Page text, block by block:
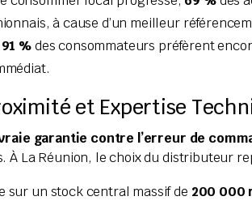
à cause d’un meilleur
91 %des consommateurs préfèrent
et Expertise
garantie contre l’erreur de
La Réunion, le choix du distributeur
sur un stock central massif de 200 000